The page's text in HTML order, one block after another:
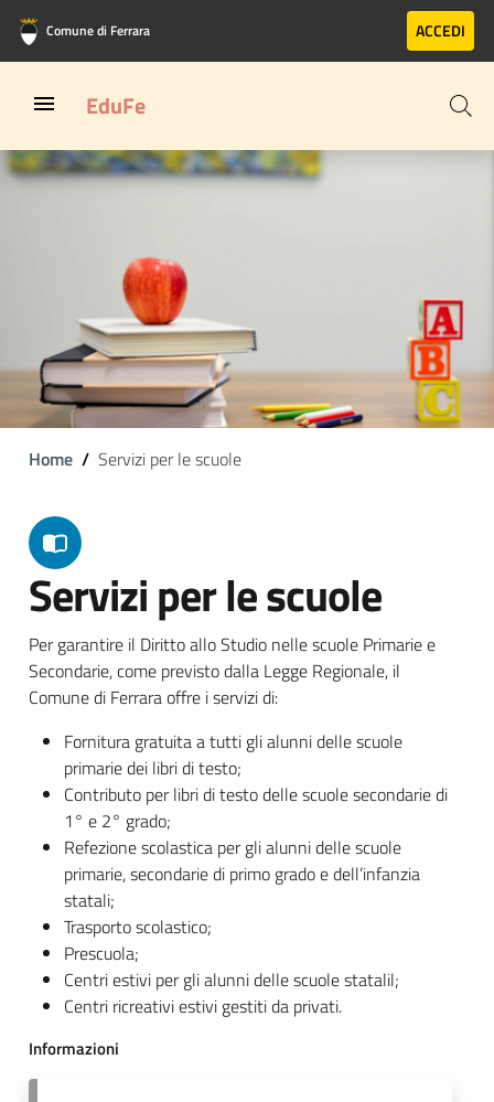
Vai al contenuto principale
Vai al footer
Comune di Ferrara ACCEDI
EduFe
Home Servizi per le scuole
Servizi per le scuole
Per garantire il Diritto allo Studio nelle scuole Primarie e
Secondarie, come previsto dalla Legge Regionale, il
Comune di Ferrara offre i servizi di:
Fornitura gratuita a tutti gli alunni delle scuole
primarie dei libri di testo;
Contributo per libri di testo delle scuole secondarie di
1° e 2° grado;
Refezione scolastica per gli alunni delle scuole
primarie, secondarie di primo grado e dell’infanzia
statali;
Trasporto scolastico;
Prescuola;
Centri estivi per gli alunni delle scuole statalil;
Centri ricreativi estivi gestiti da privati.
Informazioni